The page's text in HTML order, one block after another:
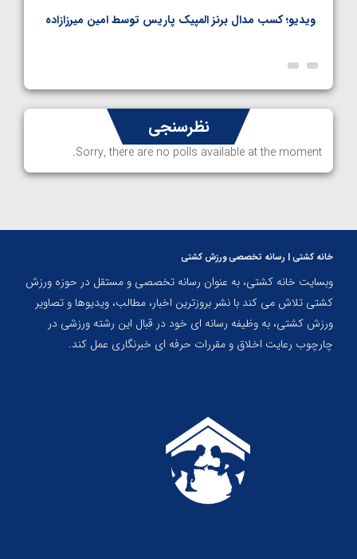
ویدیو؛ کسب مدال برنز المپیک پاریس توسط امین میرزازاده
نظرسنجی
Sorry, there are no polls available at the moment.
خانه کشتی | رسانه تخصصی ورزش کشتی
وبسایت خانه کشتی، به عنوان رسانه تخصصی و مستقل در حوزه ورزش
کشتی تلاش می کند با نشر بروزترین اخبار، مطالب، ویدیوها و تصاویر
ورزش کشتی، به وظیفه رسانه ای خود در قبال این رشته ورزشی در
چارچوب رعایت اخلاق و مقررات حرفه ای خبرنگاری عمل کند.